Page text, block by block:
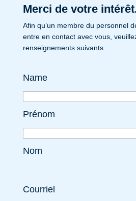
Merci de votre
Afin qu’un membre du personnel
entre en contact avec vous,
renseignements suivants :
Name
Prénom
Nom
Courriel